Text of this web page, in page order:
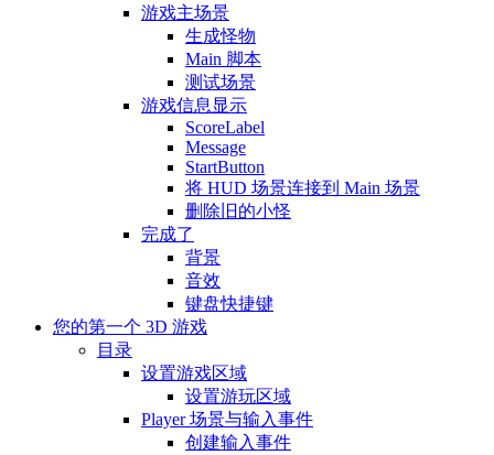
游戏主场景
生成怪物
Main 脚本
测试场景
游戏信息显示
ScoreLabel
Message
StartButton
将 HUD 场景连接到 Main 场景
删除旧的小怪
完成了
背景
音效
键盘快捷键
您的第一个 3D 游戏
目录
设置游戏区域
设置游玩区域
Player 场景与输入事件
创建输入事件